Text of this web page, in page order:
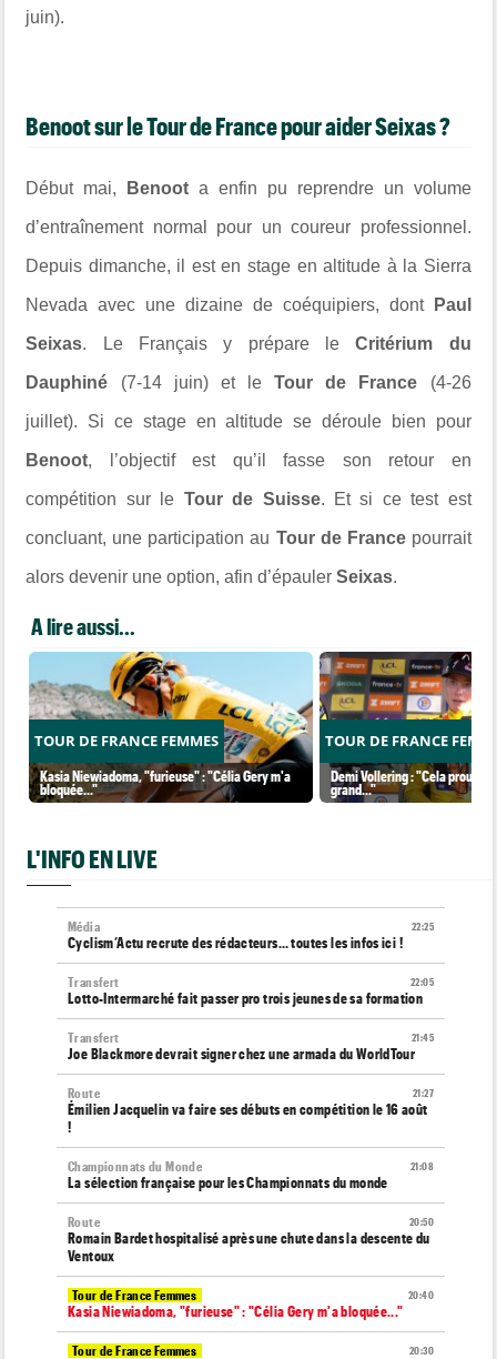
juin).
Benoot sur le Tour de France pour aider Seixas ?
Début mai, Benoota enfin pu reprendre un volume
d’entraînement normal pour un coureur professionnel.
Depuis dimanche, il est en stage en altitude à la Sierra
Nevada avec une dizaine de coéquipiers, dont Paul
Seixas. Le Français y prépare leCritérium du
Dauphiné (7-14 juin) et le Tour de France (4-26
juillet). Si ce stage en altitude se déroule bien pour
Benoot, l’objectif est qu’il fasse son retour en
compétition sur le Tour de Suisse. Et si ce test est
concluant, une participation au Tour de Francepourrait
alors devenir une option, afin d’épaulerSeixas.
A lire aussi...
TOUR DE FRANCE FEMMES
Kasia Niewiadoma, "furieuse" : "Célia Gery m'a
bloquée..."
TOUR DE FRANCE
Demi Vollering : "Cela prouve
grand..."
L'INFO EN LIVE
22:25
Média
Cyclism’Actu recrute des rédacteurs… toutes les infos ici !
22:05
Transfert
Lotto-Intermarché fait passer pro trois jeunes de sa formation
21:45
Transfert
Joe Blackmore devrait signer chez une armada du WorldTour
21:27
Route
Émilien Jacquelin va faire ses débuts en compétition le 16 août
!
21:08
Championnats du Monde
La sélection française pour les Championnats du monde
20:50
Route
Romain Bardet hospitalisé après une chute dans la descente du
Ventoux
20:40
Tour de France Femmes
Kasia Niewiadoma, "furieuse" : "Célia Gery m'a bloquée..."
20:30
Tour de France Femmes